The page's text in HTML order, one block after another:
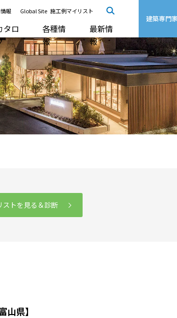
報 Global Site 施工例マイリスト
タロ
各種情
報
最新情
報
建築専門
ストを見る＆診断
山県】